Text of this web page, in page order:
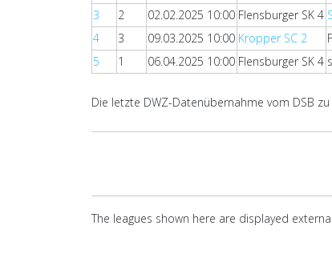
3
2 02.02.2025 10:00 Flensburger SK 4
4
3 09.03.2025 10:00 Kropper SC 2
5
1 06.04.2025 10:00 Flensburger SK 4
Die letzte DWZ-Datenübernahme vom DSB
The leagues shown here are displayed